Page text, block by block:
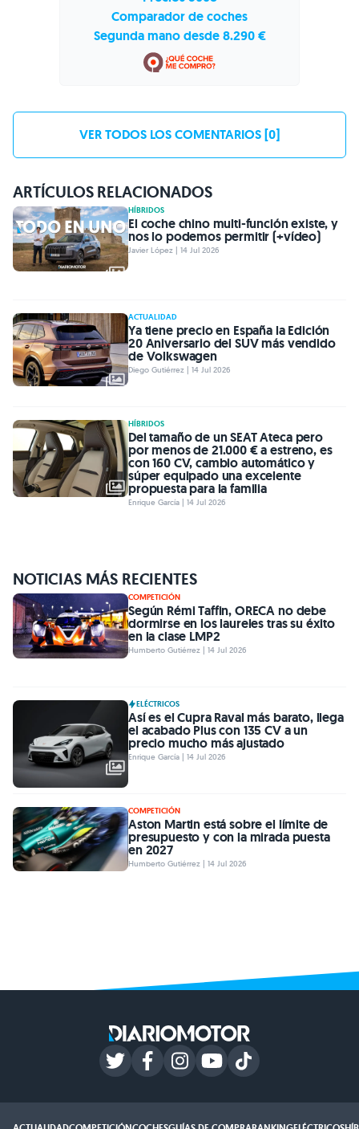
Comparador de coches
Segunda mano desde 8.290 €
VER TODOS LOS COMENTARIOS [0]
ARTÍCULOS RELACIONADOS
HÍBRIDOS
El coche chino multi-función existe, y
nos lo podemos permitir (+vídeo)
Javier López | 14 Jul 2026
ACTUALIDAD
Ya tiene precio en España la Edición
20 Aniversario del SUV más vendido
de Volkswagen
Diego Gutiérrez | 14 Jul 2026
HÍBRIDOS
Del tamaño de un SEAT Ateca pero
por menos de 21.000 € a estreno, es
con 160 CV, cambio automático y
súper equipado una excelente
propuesta para la familia
Enrique García | 14 Jul 2026
NOTICIAS MÁS RECIENTES
COMPETICIÓN
Según Rémi Taffin, ORECA no debe
dormirse en los laureles tras su éxito
en la clase LMP2
Humberto Gutiérrez | 14 Jul 2026
ELÉCTRICOS
Así es el Cupra Raval más barato, llega
el acabado Plus con 135 CV a un
precio mucho más ajustado
Enrique García | 14 Jul 2026
COMPETICIÓN
Aston Martin está sobre el límite de
presupuesto y con la mirada puesta
en 2027
Humberto Gutiérrez | 14 Jul 2026